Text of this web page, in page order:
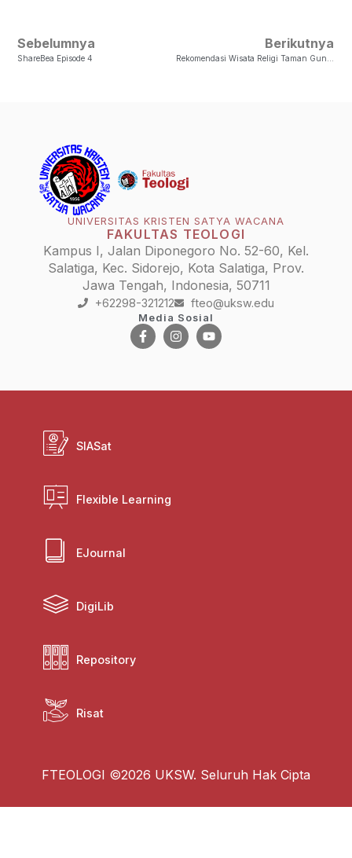
Sebelumnya
ShareBea Episode 4
Berikutnya
UNIVERSITAS KRISTEN SATYA WACANA
FAKULTAS TEOLOGI
Kampus I, Jalan Diponegoro No. 52-60, Kel.
Salatiga, Kec. Sidorejo, Kota Salatiga, Prov.
Jawa Tengah, Indonesia, 50711
+62298-321212 fteo@uksw.edu
Media Sosial
SIASat
Flexible Learning
EJournal
DigiLib
Repository
Risat
FTEOLOGI ©2026 UKSW. Seluruh Hak Cipta